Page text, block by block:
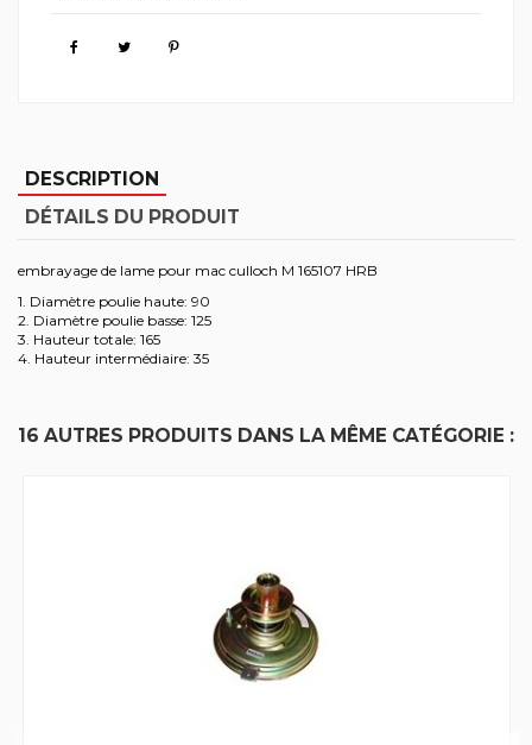
DESCRIPTION
DÉTAILS DU PRODUIT
embrayage de lame pour mac culloch M 165107 HRB
1. Diamètre poulie haute: 90
2. Diamètre poulie basse: 125
3. Hauteur totale: 165
4. Hauteur intermédiaire: 35
16 AUTRES PRODUITS DANS LA MÊME CATÉGORIE :